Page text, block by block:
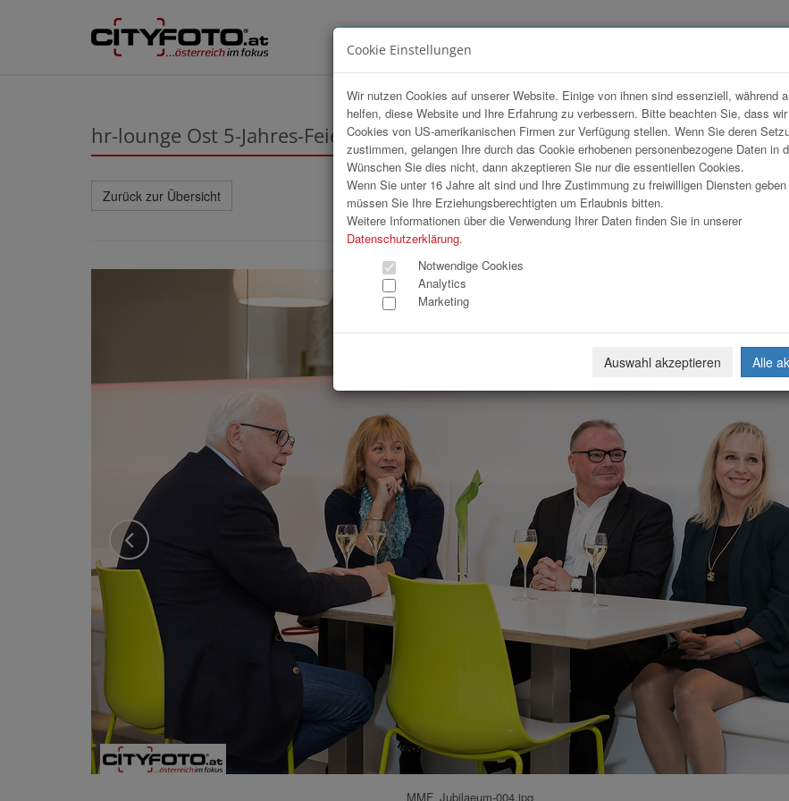
hr-lounge Ost 5-Jahres-Feier in Wien
Zurück zur Übersicht Download
MMF_Jubilaeum-004.jpg
Cookie Einstellungen
Wir nutzen Cookies auf unserer Website. Einige von ihnen sind essenziell, während
helfen, diese Website und Ihre Erfahrung zu verbessern. Bitte beachten Sie, dass
Cookies von US-amerikanischen Firmen zur Verfügung stellen. Wenn Sie deren
zustimmen, gelangen Ihre durch das Cookie erhobenen personenbezogene Daten in
Wünschen Sie dies nicht, dann akzeptieren Sie nur die essentiellen Cookies.
Wenn Sie unter 16 Jahre alt sind und Ihre Zustimmung zu freiwilligen Diensten
müssen Sie Ihre Erziehungsberechtigten um Erlaubnis bitten.
Weitere Informationen über die Verwendung Ihrer Daten finden Sie in unserer
Datenschutzerklärung.
Notwendige Cookies
Analytics
Marketing
Auswahl akzeptieren Alle